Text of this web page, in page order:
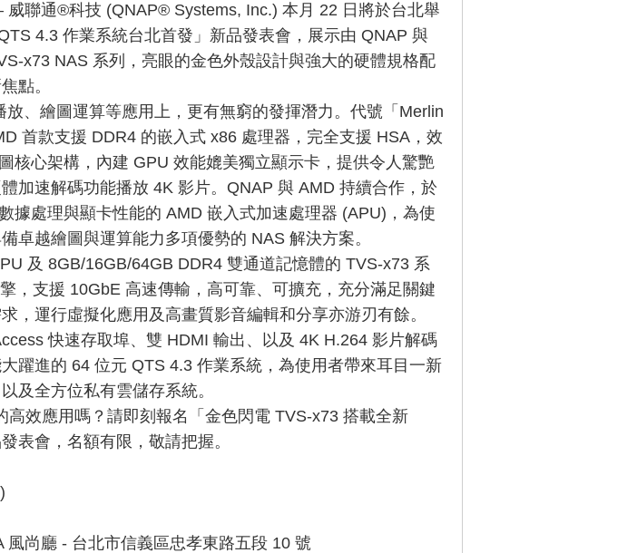
威聯通®科技 (QNAP® Systems, Inc.) 本月 22 日將於台北舉
4.3 作業系統台北首發」新品發表會，展示由 QNAP 與
x73 NAS 系列，亮眼的金色外殼設計與強大的硬體規格配
點。
、繪圖運算等應用上，更有無窮的發揮潛力。代號「Merlin
首款支援 DDR4 的嵌入式 x86 處理器，完全支援 HSA，效
核心架構，內建 GPU 效能媲美獨立顯示卡，提供令人驚艷
加速解碼功能播放 4K 影片。QNAP 與 AMD 持續合作，於
據處理與顯卡性能的 AMD 嵌入式加速處理器 (APU)，為使
卓越繪圖與運算能力多項優勢的 NAS 解決方案。
及 8GB/16GB/64GB DDR4 雙通道記憶體的 TVS-x73 系
，支援 10GbE 高速傳輸，高可靠、可擴充，充分滿足關鍵
，運行虛擬化應用及高畫質影音編輯和分享亦游刃有餘。
快速存取埠、雙 HDMI 輸出、以及 4K H.264 影片解碼
躍進的 64 位元 QTS 4.3 作業系統，為使用者帶來耳目一新
及全方位私有雲儲存系統。
高效應用嗎？請即刻報名「金色閃電 TVS-x73 搭載全新
表會，名額有限，敬請把握。
風尚廳 - 台北市信義區忠孝東路五段 10 號